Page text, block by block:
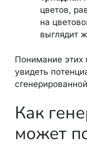
цветов,
на
выглядит
Понимание
увидеть
Как
может